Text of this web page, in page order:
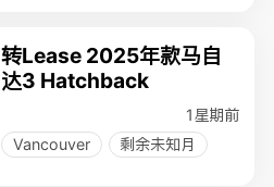
转Lease 2025年款马自
达3 Hatchback
1星期前
Vancouver
剩余未知月